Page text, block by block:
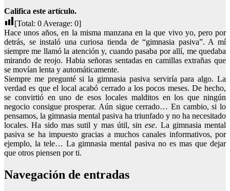
Califica este artículo.
[Total: 0 Average: 0]
Hace unos años, en la misma manzana en la que vivo yo, pero por
detrás, se instaló una curiosa tienda de “gimnasia pasiva”. A mí
siempre me llamó la atención y, cuando pasaba por allí, me quedaba
mirando de reojo. Habia señoras sentadas en camillas extrañas que
se movían lenta y automáticamente.
Siempre me pregunté si la gimnasia pasiva serviría para algo. La
verdad es que el local acabó cerrado a los pocos meses. De hecho,
se convirtió en uno de esos locales malditos en los que ningún
negocio consigue prosperar. Aún sigue cerrado… En cambio, si lo
pensamos, la gimnasia mental pasiva ha triunfado y no ha necesitado
locales. Ha sido mas sutil y mas útil, sinese. La gimnasia mental
pasiva se ha impuesto gracias a muchos canales informativos, por
ejemplo, la tele… La gimnasia mental pasiva no es mas que dejar
que otros piensen por ti.
Navegación de entradas